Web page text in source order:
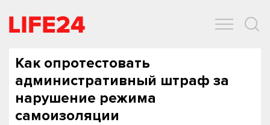
Как опротестовать
административный штраф за
нарушение режима
самоизоляции